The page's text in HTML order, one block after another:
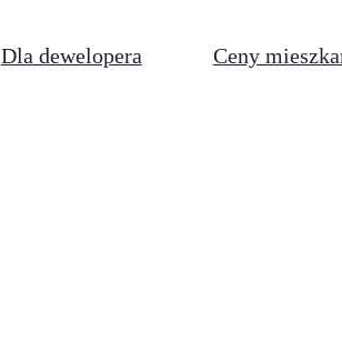
Dla dewelopera Ceny